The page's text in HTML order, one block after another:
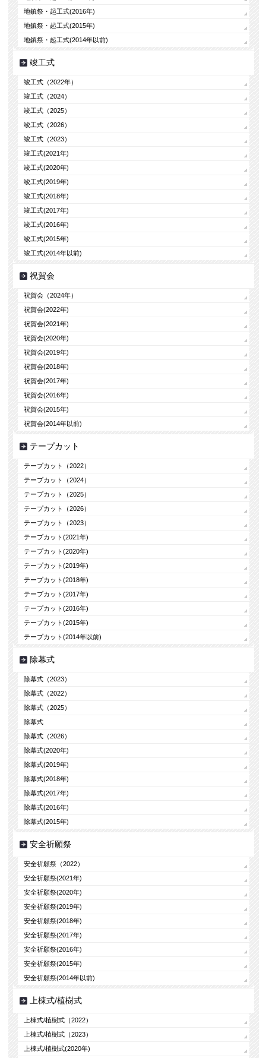
地鎮祭・起工式(2016年)
地鎮祭・起工式(2015年)
地鎮祭・起工式(2014年以前)
竣工式
竣工式（2022年）
竣工式（2024）
竣工式（2025）
竣工式（2026）
竣工式（2023）
竣工式(2021年)
竣工式(2020年)
竣工式(2019年)
竣工式(2018年)
竣工式(2017年)
竣工式(2016年)
竣工式(2015年)
竣工式(2014年以前)
祝賀会
祝賀会（2024年）
祝賀会(2022年)
祝賀会(2021年)
祝賀会(2020年)
祝賀会(2019年)
祝賀会(2018年)
祝賀会(2017年)
祝賀会(2016年)
祝賀会(2015年)
祝賀会(2014年以前)
テープカット
テープカット（2022）
テープカット（2024）
テープカット（2025）
テープカット（2026）
テープカット（2023）
テープカット(2021年)
テープカット(2020年)
テープカット(2019年)
テープカット(2018年)
テープカット(2017年)
テープカット(2016年)
テープカット(2015年)
テープカット(2014年以前)
除幕式
除幕式（2023）
除幕式（2022）
除幕式（2025）
除幕式
除幕式（2026）
除幕式(2020年)
除幕式(2019年)
除幕式(2018年)
除幕式(2017年)
除幕式(2016年)
除幕式(2015年)
安全祈願祭
安全祈願祭（2022）
安全祈願祭(2021年)
安全祈願祭(2020年)
安全祈願祭(2019年)
安全祈願祭(2018年)
安全祈願祭(2017年)
安全祈願祭(2016年)
安全祈願祭(2015年)
安全祈願祭(2014年以前)
上棟式/植樹式
上棟式/植樹式（2022）
上棟式/植樹式（2023）
上棟式/植樹式(2020年)